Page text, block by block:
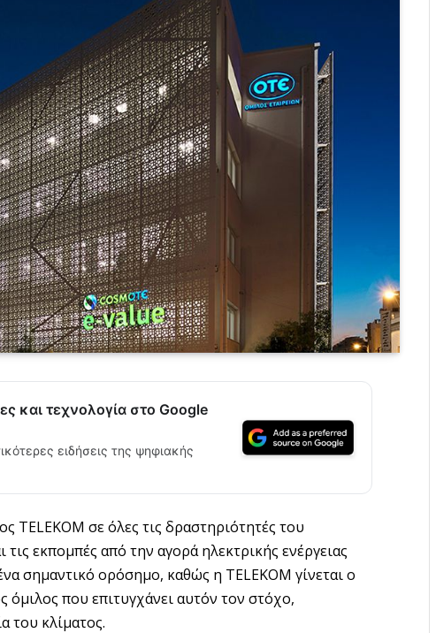
και τεχνολογία στο Google
ειδήσεις της ψηφιακής
TELEKOM σε όλες τις δραστηριότητές του
εκπομπές από την αγορά ηλεκτρικής ενέργειας
σημαντικό ορόσημο, καθώς η TELEKOM γίνεται ο
που επιτυγχάνει αυτόν τον στόχο,
του κλίματος.